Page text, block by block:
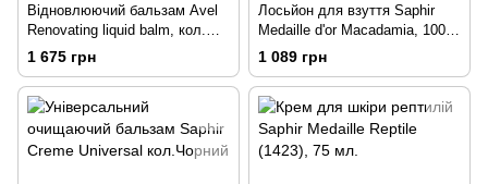
Відновлюючий бальзам Avel
Renovating liquid balm, кол.
чорний
1 675 грн
Лосьйон для взуття Saphir
Medaille d'or Macadamia, 100
мл
1 089 грн